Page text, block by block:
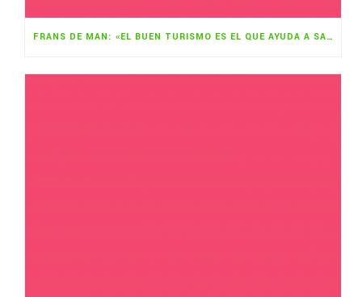
FRANS DE MAN: «EL BUEN TURISMO ES EL QUE AYUDA A SALIR ADELANTE A LOS MÁS POBRES EN SUS PAÍSES»